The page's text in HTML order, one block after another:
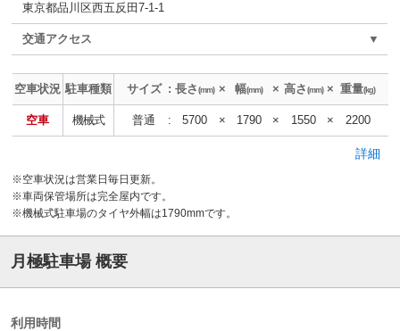
東京都品川区西五反田7-1-1
交通アクセス ▼
空車状況 駐車種類 サイズ : 長さ(mm)× 幅(mm) × 高さ (mm)× 重量(kg)
空車 機械式 普通 : 5700 × 1790 × 1550 × 2200
詳細
※空車状況は営業日毎日更新。
※車両保管場所は完全屋内です。
※機械式駐車場のタイヤ外幅は1790mmです。
月極駐車場 概要
利用時間